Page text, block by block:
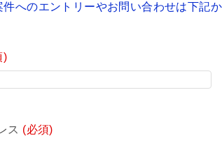
件へのエントリーやお問い合わせは下記
)
ス (必須)